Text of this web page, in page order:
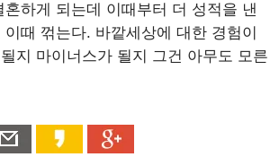
하게 되는데 이때부터 더 성적을 낸
때 꺾는다. 바깥세상에 대한 경험이
지 마이너스가 될지 그건 아무도 모른